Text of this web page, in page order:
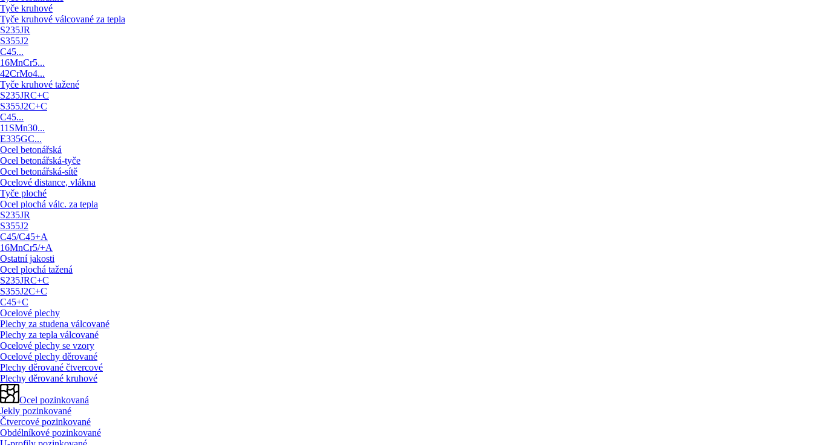
Tyče kruhové
Tyče kruhové válcované za tepla
S235JR
S355J2
C45...
16MnCr5...
42CrMo4...
Tyče kruhové tažené
S235JRC+C
S355J2C+C
C45...
11SMn30...
E335GC...
Ocel betonářská
Ocel betonářská-tyče
Ocel betonářská-sítě
Ocelové distance, vlákna
Tyče ploché
Ocel plochá válc. za tepla
S235JR
S355J2
C45/C45+A
16MnCr5/+A
Ostatní jakosti
Ocel plochá tažená
S235JRC+C
S355J2C+C
C45+C
Ocelové plechy
Plechy za studena válcované
Plechy za tepla válcované
Ocelové plechy se vzory
Ocelové plechy děrované
Plechy děrované čtvercové
Plechy děrované kruhové
Ocel pozinkovaná
Jekly pozinkované
Čtvercové pozinkované
Obdélníkové pozinkované